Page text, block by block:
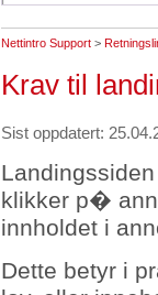
Nettintro Support >
Krav til
Sist oppdatert:
klikker p�
innholdet i
Dette betyr i